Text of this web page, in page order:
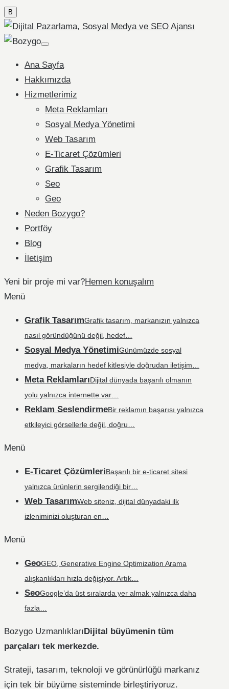
B
Ana Sayfa
Hakkımızda
Hizmetlerimiz
Meta Reklamları
Sosyal Medya Yönetimi
Web Tasarım
E-Ticaret Çözümleri
Grafik Tasarım
Seo
Geo
Neden Bozygo?
Portföy
Blog
İletişim
Yeni bir proje mi var?Hemen konuşalım
Menü
Grafik TasarımGrafik tasarım, markanızın yalnızca
nasıl göründüğünü değil, hedef…
Sosyal Medya YönetimiGünümüzde sosyal
medya, markaların hedef kitlesiyle doğrudan iletişim…
Meta ReklamlarıDijital dünyada başarılı olmanın
yolu yalnızca internette var…
Reklam SeslendirmeBir reklamın başarısı yalnızca
etkileyici görsellerle değil, doğru…
Menü
E-Ticaret ÇözümleriBaşarılı bir e-ticaret sitesi
yalnızca ürünlerin sergilendiği bir…
Web TasarımWeb siteniz, dijital dünyadaki ilk
izleniminizi oluşturan en…
Menü
GeoGEO, Generative Engine Optimization Arama
alışkanlıkları hızla değişiyor. Artık…
SeoGoogle’da üst sıralarda yer almak yalnızca daha
fazla…
Bozygo UzmanlıklarıDijital büyümenin tüm
parçaları tek merkezde.
Strateji, tasarım, teknoloji ve görünürlüğü markanız
için tek bir büyüme sisteminde birleştiriyoruz.